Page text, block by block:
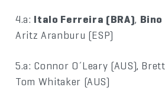
4.a: Italo Ferreira (BRA), Bino
Aritz Aranburu (ESP)
5.a: Connor O´Leary (AUS),
Tom Whitaker (AUS)